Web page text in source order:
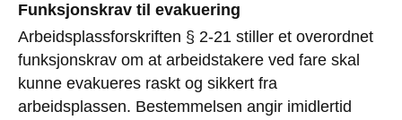
Funksjonskrav til evakuering
Arbeidsplassforskriften § 2-21 stiller et overordnet
funksjonskrav om at arbeidstakere ved fare skal
kunne evakueres raskt og sikkert fra
arbeidsplassen. Bestemmelsen angir imidlertid